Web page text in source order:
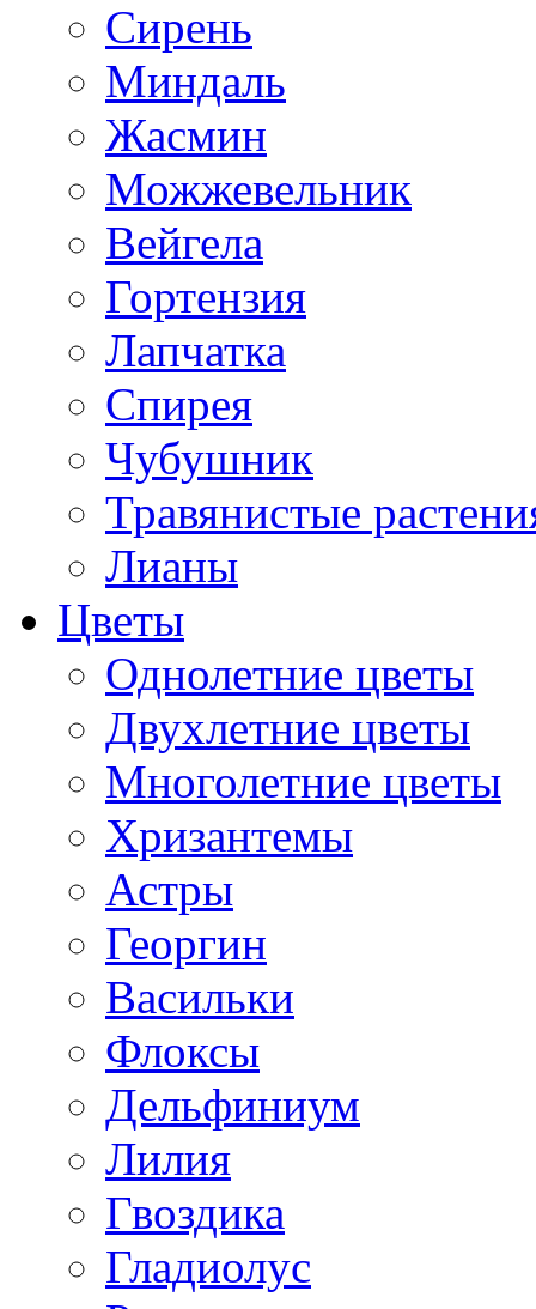
Сирень
Миндаль
Жасмин
Можжевельник
Вейгела
Гортензия
Лапчатка
Спирея
Чубушник
Травянистые
Лианы
Цветы
Однолетние цветы
Двухлетние цветы
Многолетние цветы
Хризантемы
Астры
Георгин
Васильки
Флоксы
Дельфиниум
Лилия
Гвоздика
Гладиолус